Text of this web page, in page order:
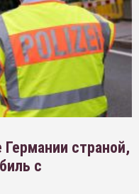
Германии страной,
с